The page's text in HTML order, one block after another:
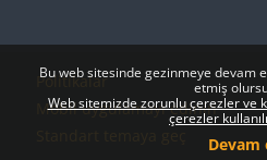
Bu web sitesinde gezinmeye devam
etmiş
Web sitemizde zorunlu çerezler ve
çerezler
Devam
Bloklar
Bloklar
Politikalar
Mobil uygulamayı edinin